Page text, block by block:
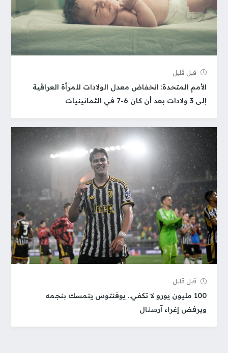
قبل قلیل
الأمم المتحدة: انخفاض معدل الولادات للمرأة العراقية
إلى 3 ولادات بعد أن كان 6-7 في الثمانينيات
قبل قلیل
100 مليون يورو لا تكفي.. يوفنتوس يتمسك بنجمه
ويرفض إغراء آرسنال